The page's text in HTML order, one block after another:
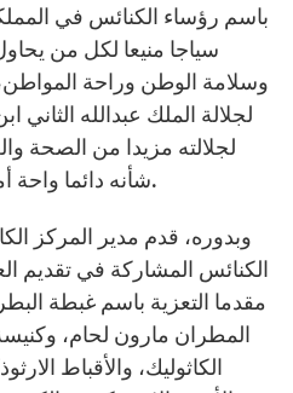
باسم رؤساء الكنائس في
سياجا منيعا لكل من
وسلامة الوطن وراحة
لجلالة الملك عبدالله
لجلالته مزيدا من الصحة
شأنه دائما واحة أمن واستقرار ومودة وحوار.
وبدوره، قدم مدير المركز
الكنائس المشاركة في تقديم
مقدما التعزية باسم غبطة
المطران مارون لحام،
الكاثوليك، والأقباط